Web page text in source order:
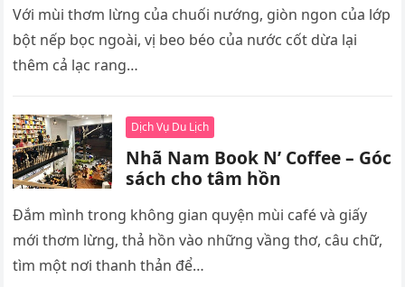
Với mùi thơm lừng của chuối nướng, giòn ngon của lớp
bột nếp bọc ngoài, vị beo béo của nước cốt dừa lại
thêm cả lạc rang…
Dịch Vụ Du Lịch
Nhã Nam Book N’ Coffee – Góc
sách cho tâm hồn
Đắm mình trong không gian quyện mùi café và giấy
mới thơm lừng, thả hồn vào những vầng thơ, câu chữ,
tìm một nơi thanh thản để…